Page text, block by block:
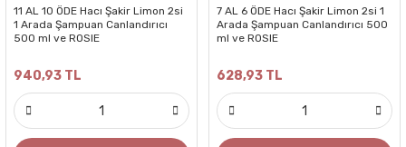
11 AL 10 ÖDE Hacı Şakir Limon 2si
1 Arada Şampuan Canlandırıcı
500 ml ve ROSIE
940,93 TL
7 AL 6 ÖDE Hacı Şakir Limon 2si 1
Arada Şampuan Canlandırıcı 500
ml ve ROSIE
628,93 TL